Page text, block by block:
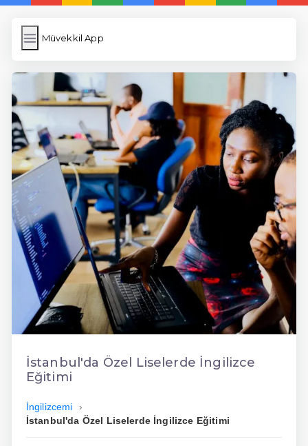
Müvekkil App
Müvekkil App
Resim Yükle
Wordpress Cache
Anasayfa
5 Günde İngilizce
İngilizce
Dil Eğitimi
En Hızlı İngilizce
En Kolay İngilizce
En Ucuz İngilizce
En Uygun İngilizce
İstanbul'da Özel Liselerde İngilizce
Eğitimi
İngilizcemi
İstanbul'da Özel Liselerde İngilizce Eğitimi